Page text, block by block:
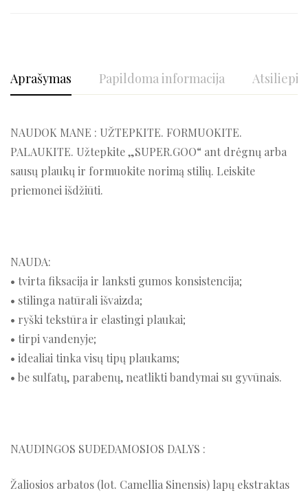
Aprašymas Papildoma informacija
NAUDOK MANE : UŽTEPKITE. FORMUOKITE.
PALAUKITE. Užtepkite „SUPER.GOO“ ant drėgnų arba
sausų plaukų ir formuokite norimą stilių. Leiskite
priemonei išdžiūti.
NAUDA:
• tvirta fiksacija ir lanksti gumos konsistencija;
• stilinga natūrali išvaizda;
• ryški tekstūra ir elastingi plaukai;
• tirpi vandenyje;
• idealiai tinka visų tipų plaukams;
• be sulfatų, parabenų, neatlikti bandymai su gyvūnais.
NAUDINGOS SUDEDAMOSIOS DALYS :
Žaliosios arbatos (lot. Camellia Sinensis) lapų ekstraktas